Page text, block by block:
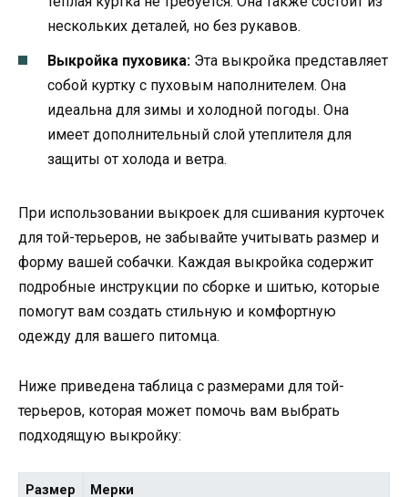
нескольких деталей, но без рукавов.
Выкройка пуховика: Эта выкройка представляет
собой куртку с пуховым наполнителем. Она
идеальна для зимы и холодной погоды. Она
имеет дополнительный слой утеплителя для
защиты от холода и ветра.
При использовании выкроек для сшивания курточек
для той-терьеров, не забывайте учитывать размер и
форму вашей собачки. Каждая выкройка содержит
подробные инструкции по сборке и шитью, которые
помогут вам создать стильную и комфортную
одежду для вашего питомца.
Ниже приведена таблица с размерами для той-
терьеров, которая может помочь вам выбрать
подходящую выкройку:
Размер Мерки